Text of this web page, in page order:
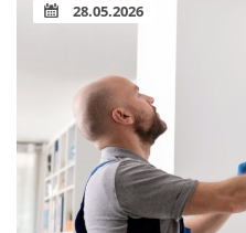
28.05.2026